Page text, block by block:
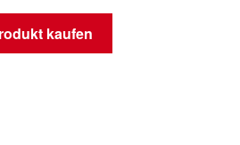
kaufen